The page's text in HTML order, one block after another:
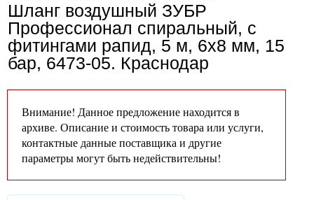
Шланг воздушный ЗУБР
Профессионал спиральный, с
фитингами рапид, 5 м, 6х8 мм, 15
бар, 6473-05. Краснодар
Внимание! Данное предложение находится в
архиве. Описание и стоимость товара или услуги,
контактные данные поставщика и другие
параметры могут быть недействительны!